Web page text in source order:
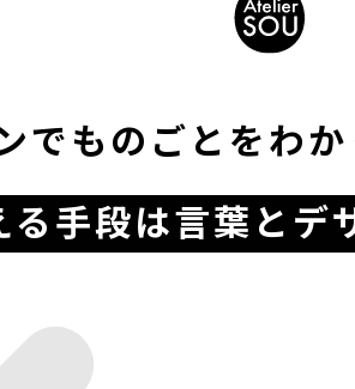
でものごとをわ
る手段は言葉とデ